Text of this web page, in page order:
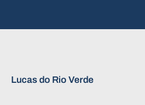
Lucas do Rio Verde